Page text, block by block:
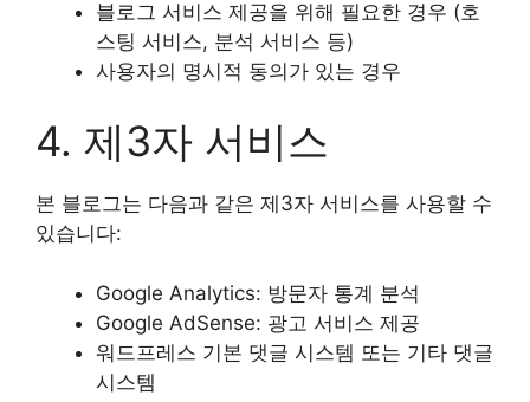
블로그 서비스 제공을 위해 필요한 경우 (호
스팅 서비스, 분석 서비스 등)
사용자의 명시적 동의가 있는 경우
4. 제3자 서비스
본 블로그는 다음과 같은 제3자 서비스를 사용할 수
있습니다:
Google Analytics: 방문자 통계 분석
Google AdSense: 광고 서비스 제공
워드프레스 기본 댓글 시스템 또는 기타 댓글
시스템